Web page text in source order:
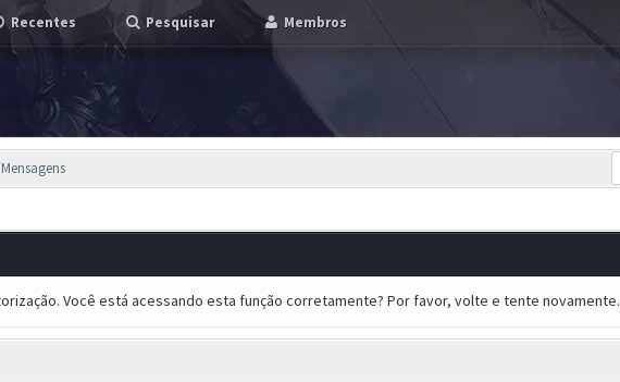
Recentes Pesquisar Membros
Você está acessando esta função corretamente? Por favor, volte e tente novamente.